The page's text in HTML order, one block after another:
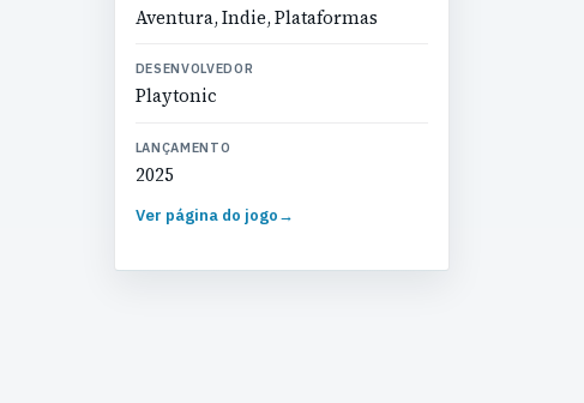
Aventura, Indie, Plataformas
DESENVOLVEDOR
Playtonic
LANÇAMENTO
2025
Ver página do jogo→